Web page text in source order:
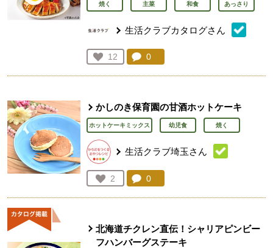
焼く 主菜 和食 あっさり
生活クラブカタログさん
お気に入り登録：
12
人が登録
コメント：
0
かしのき保育園の甘酒ホットケーキ
ホットケーキミックス 幼児食 焼く
生活クラブ埼玉さん
お気に入り登録：
2
人が登録
コメント：
0
北海道チクレン直伝！シャリアピンビー
フハンバーグステーキ